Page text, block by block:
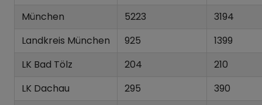
München 5223
3194
Landkreis München
925
1399
LK Bad Tölz
204
210
LK Dachau
295
390